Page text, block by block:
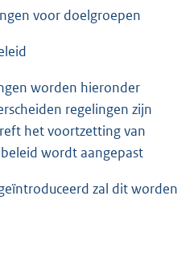
voor doelgroepen
worden hieronder
regelingen zijn
het voortzetting van
wordt aangepast
zal dit worden